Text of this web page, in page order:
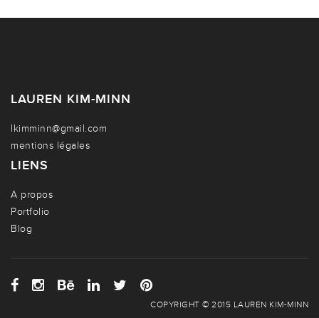
LAUREN KIM-MINN
lkimminn@gmail.com
mentions légales
LIENS
A propos
Portfolio
Blog
COPYRIGHT © 2015 LAUREN KIM-MINN